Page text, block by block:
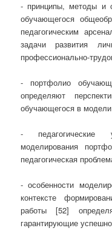
- принципы, методы и
обучающегося
педагогическим
задачи развития
профессионально-
- портфолио
определяют
обучающегося в
- педагогические
моделирования
педагогическая
- особенности
контексте
работы [52]
гарантирующие